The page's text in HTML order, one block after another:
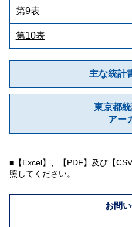
第9表
第10表
主な統計
東京都
アー
■【Excel】、【PDF】及び【
照してください。
お問